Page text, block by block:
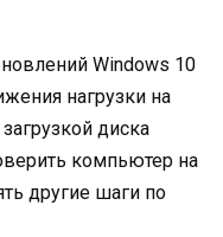
Windows 10
нагрузки на
диска
компьютер на
другие шаги по